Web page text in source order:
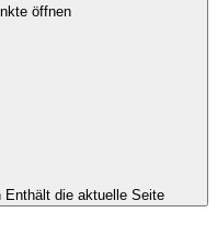
öffnen
Enthält die aktuelle Seite